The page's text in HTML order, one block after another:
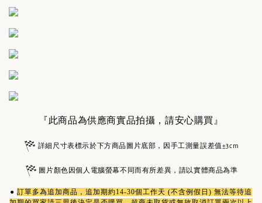
『此商品為供應商實品拍攝，請安心購買』
詳細尺寸表標示於下方商品圖片底部，因手工測量誤差值±3cm
圖片顏色因個人電腦螢幕不同而有所差異，請以實體商品為準
● 訂單多為追加商品 ，追加期約14-30個工作天 (不含例假日) 無法等待追